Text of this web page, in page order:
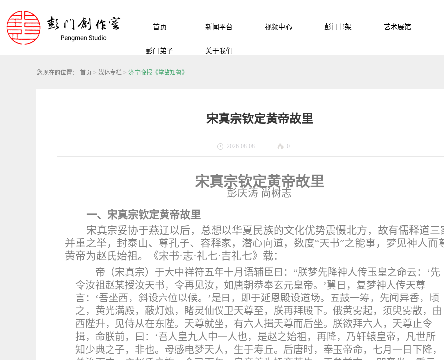
首页 新闻平台 视频中心 彭门书架 艺术展馆
彭门弟子 关于我们
您现在的位置： 首页 > 媒体专栏 > 济宁晚报《掌故知鲁》
宋真宗钦定黄帝故里
2026-08-08 0
宋真宗钦定黄帝故里
彭庆涛 尚树志
一、宋真宗钦定黄帝故里
宋真宗妥协于燕辽以后，总想以华夏民族的文化优势震慑北方，故有儒释道三
并重之举，封泰山、尊孔子、容释家，潜心向道，数度“天书”之能事，梦见神人而
黄帝为赵氏始祖。《宋书·志·礼七·吉礼七》载：
帝（宋真宗）于大中祥符五年十月语辅臣曰： “朕梦先降神人传玉皇之命云：‘先
令汝祖赵某授汝天书，令再见汝，如唐朝恭奉玄元皇帝。’翼日，复梦神人传天尊
言：‘吾坐西，斜设六位以候。’是日，即于延恩殿设道场。五鼓一筹，先闻异香，顷
之，黄光满殿，蔽灯烛，睹灵仙仪卫天尊至，朕再拜殿下。俄黄雾起，须臾雾散，由
西陛升，见侍从在东陛。天尊就坐，有六人揖天尊而后坐。朕欲拜六人，天尊止令
揖，命朕前，曰：‘吾人皇九人中一人也，是赵之始祖，再降，乃轩辕皇帝，凡世所
知少典之子，非也。母感电梦天人，生于寿丘。后唐时，奉玉帝命，七月一日下降，